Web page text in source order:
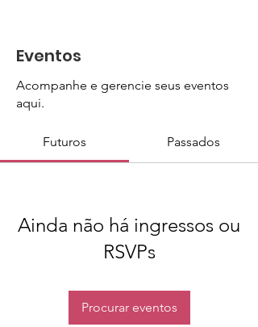
Eventos
Acompanhe e gerencie seus eventos
aqui.
Futuros Passados
Ainda não há ingressos ou
RSVPs
Procurar eventos